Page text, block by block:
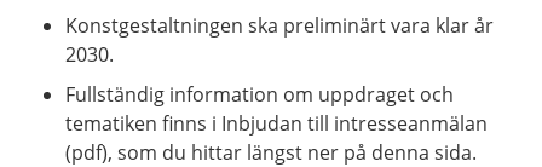
Konstgestaltningen ska preliminärt vara klar år
2030.
Fullständig information om uppdraget och
tematiken finns i Inbjudan till intresseanmälan
(pdf), som du hittar längst ner på denna sida.